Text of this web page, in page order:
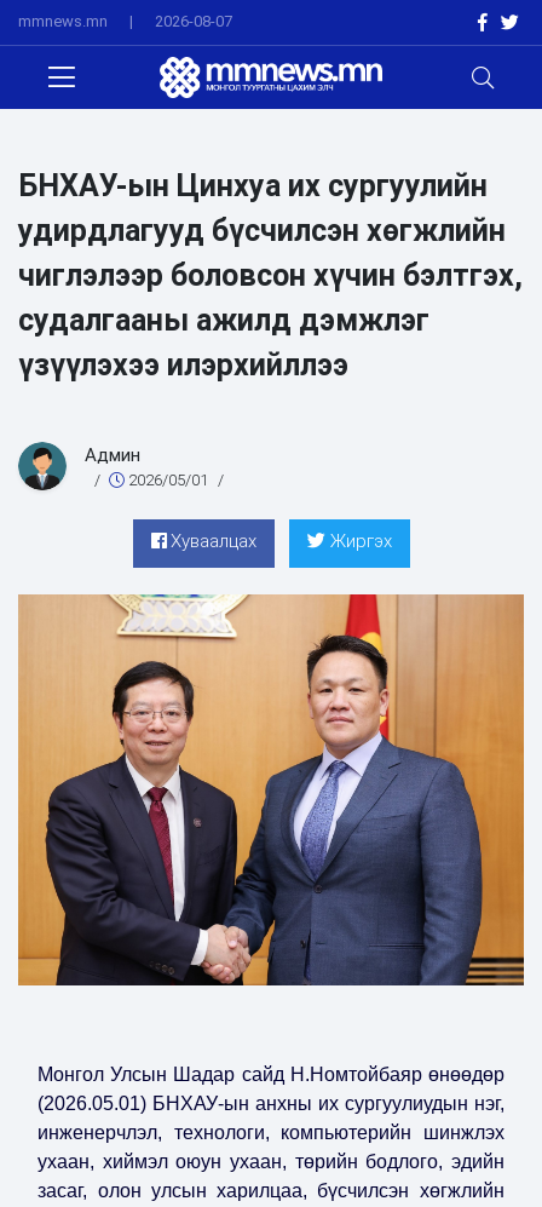
mmnews.mn | 2026-08-07
БНХАУ-ын Цинхуа их сургуулийн
удирдлагууд бүсчилсэн хөгжлийн
чиглэлээр боловсон хүчин бэлтгэх,
судалгааны ажилд дэмжлэг
үзүүлэхээ илэрхийллээ
Админ
/ 2026/05/01 /
Хуваалцах Жиргэх
Монгол Улсын Шадар сайд Н.Номтойбаяр өнөөдөр
(2026.05.01) БНХАУ-ын анхны их сургуулиудын нэг,
инженерчлэл, технологи, компьютерийн шинжлэх
ухаан, хиймэл оюун ухаан, төрийн бодлого, эдийн
засаг, олон улсын харилцаа, бүсчилсэн хөгжлийн